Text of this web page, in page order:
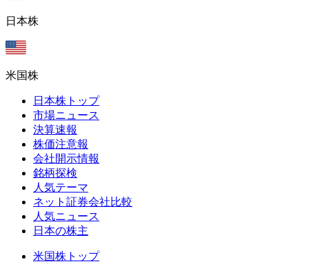
日本株
米国株
日本株トップ
市場ニュース
決算速報
株価注意報
会社開示情報
銘柄探検
人気テーマ
ネット証券会社比較
人気ニュース
日本の株主
米国株トップ